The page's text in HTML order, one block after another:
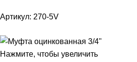
Артикул: 270-5V
Нажмите, чтобы увеличить